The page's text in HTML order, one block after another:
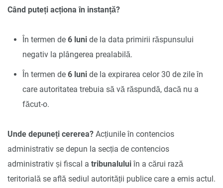
Când puteți acționa în instanță?
În termen de 6 luni de la data primirii răspunsului
negativ la plângerea prealabilă.
În termen de 6 luni de la expirarea celor 30 de zile în
care autoritatea trebuia să vă răspundă, dacă nu a
făcut-o.
Unde depuneți cererea? Acțiunile în contencios
administrativ se depun la secția de contencios
administrativ și fiscal a tribunalului în a cărui rază
teritorială se află sediul autorității publice care a emis actul.